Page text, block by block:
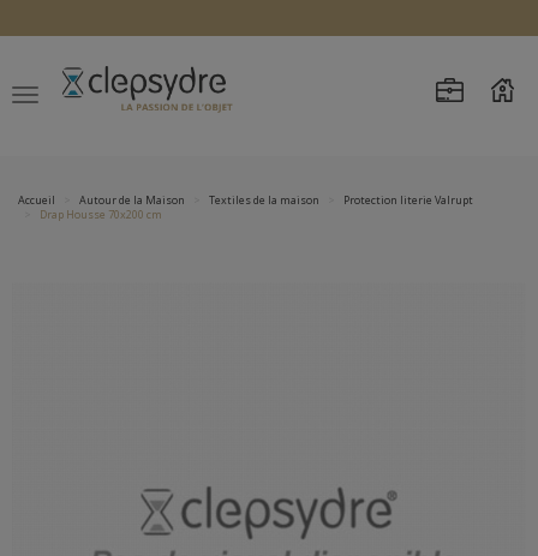
Accueil Autour de la Maison Textiles de la maison
Protection literie Valrupt
Drap Housse 70x200 cm